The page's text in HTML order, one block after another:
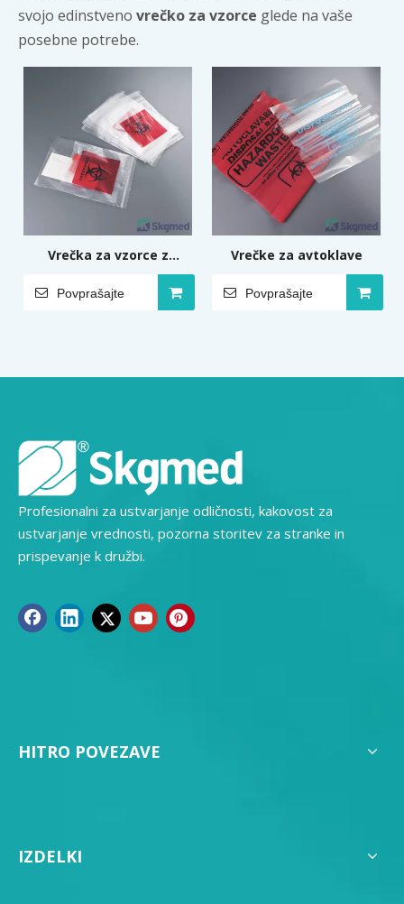
svojo edinstveno vrečko za vzorce glede na vaše
posebne potrebe.
Vrečka za vzorce z
denarnico za dokumente
Povprašajte
Vrečke za avtoklave
Povprašajte
Profesionalni za ustvarjanje odličnosti, kakovost za
ustvarjanje vrednosti, pozorna storitev za stranke in
prispevanje k družbi.
HITRO POVEZAVE
IZDELKI